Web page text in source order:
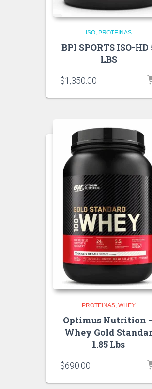
ISO PROTEINAS
BPI SPORTS ISO-HD
LBS
$1,350.00
PROTEINAS WHEY
Optimus Nutrition
Whey Gold Standar
1.85 Lbs
$690.00